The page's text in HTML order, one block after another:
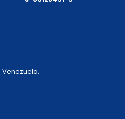
Venezuela.